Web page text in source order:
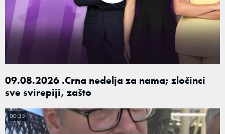
09.08.2026 .Crna nedelja za nama; zločinci
sve svirepiji, zašto
00:35